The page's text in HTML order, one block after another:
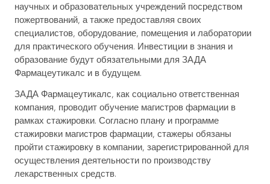
научных и образовательных учреждений посредством
пожертвований, а также предоставляя своих
специалистов, оборудование, помещения и лаборатории
для практического обучения. Инвестиции в знания и
образование будут обязательными для ЗАДА
Фармацеутикалс и в будущем.
ЗАДА Фармацеутикалс, как социально ответственная
компания, проводит обучение магистров фармации в
рамках стажировки. Согласно плану и программе
стажировки магистров фармации, стажеры обязаны
пройти стажировку в компании, зарегистрированной для
осуществления деятельности по производству
лекарственных средств.